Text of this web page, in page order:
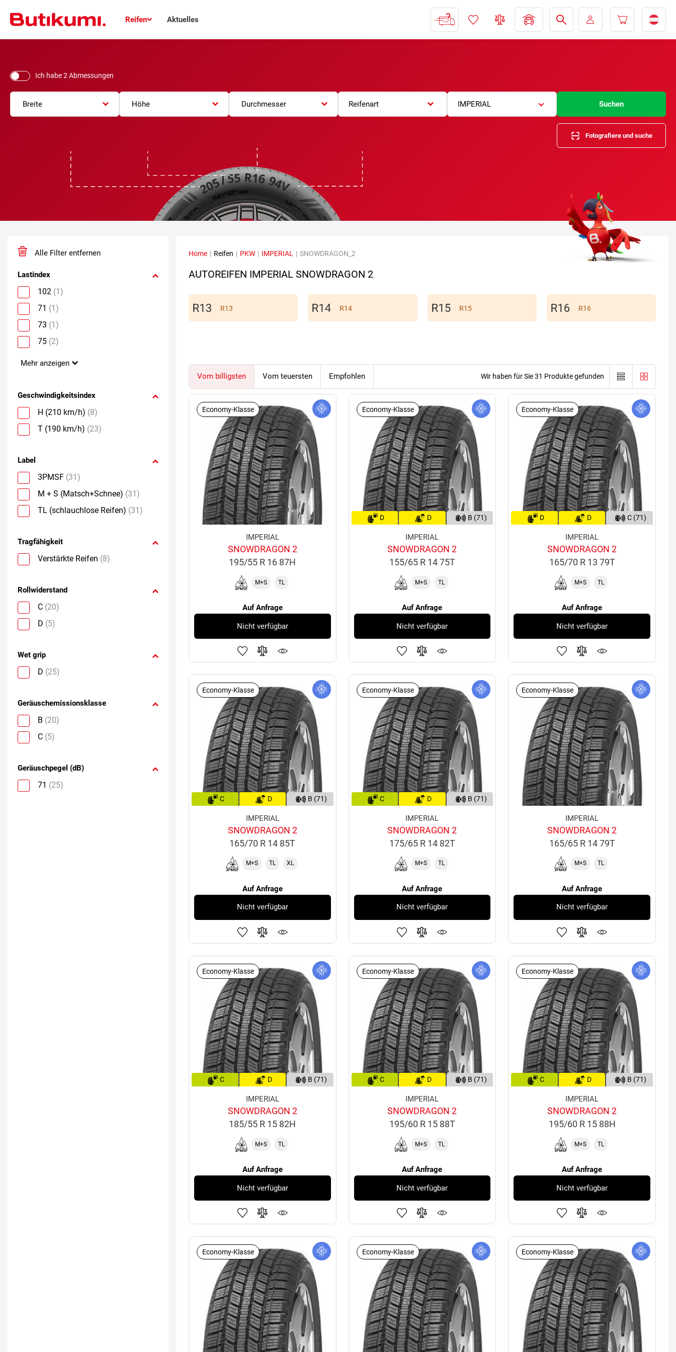
Reifen Aktuelles
Ich habe 2 Abmessungen
Breite Höhe Durchmesser Reifenart IMPERIAL Suchen
Fotografiere und suche
Alle Filter entfernen
Lastindex
102 (1)
71 (1)
73 (1)
75 (2)
Mehr anzeigen
Geschwindigkeitsindex
H (210 km/h) (8)
T (190 km/h) (23)
Label
3PMSF (31)
M + S (Matsch+Schnee) (31)
TL (schlauchlose Reifen) (31)
Tragfähigkeit
Verstärkte Reifen (8)
Rollwiderstand
C (20)
D (5)
Wet grip
D (25)
Geräuschemissionsklasse
B (20)
C (5)
Geräuschpegel (dB)
71 (25)
Home | Reifen | PKW | IMPERIAL | SNOWDRAGON_2
AUTOREIFEN IMPERIAL SNOWDRAGON 2
R13 R14 R15 R16
Vom billigsten Vom teuersten Empfohlen Wir haben für Sie 31 Produkte gefunden
Economy-Klasse
IMPERIAL
SNOWDRAGON 2
195/55 R 16 87H
M+S TL
Auf Anfrage
Nicht verfügbar
Economy-Klasse
D D B (71)
IMPERIAL
SNOWDRAGON 2
155/65 R 14 75T
M+S TL
Auf Anfrage
Nicht verfügbar
Economy-Klasse
D D C (71)
IMPERIAL
SNOWDRAGON 2
165/70 R 13 79T
M+S TL
Auf Anfrage
Nicht verfügbar
Economy-Klasse
C D B (71)
IMPERIAL
SNOWDRAGON 2
165/70 R 14 85T
M+S TL XL
Auf Anfrage
Nicht verfügbar
Economy-Klasse
C D B (71)
IMPERIAL
SNOWDRAGON 2
175/65 R 14 82T
M+S TL
Auf Anfrage
Nicht verfügbar
Economy-Klasse
IMPERIAL
SNOWDRAGON 2
165/65 R 14 79T
M+S TL
Auf Anfrage
Nicht verfügbar
Economy-Klasse
C D B (71)
IMPERIAL
SNOWDRAGON 2
185/55 R 15 82H
M+S TL
Auf Anfrage
Nicht verfügbar
Economy-Klasse
C D B (71)
IMPERIAL
SNOWDRAGON 2
195/60 R 15 88T
M+S TL
Auf Anfrage
Nicht verfügbar
Economy-Klasse
C D B (71)
IMPERIAL
SNOWDRAGON 2
195/60 R 15 88H
M+S TL
Auf Anfrage
Nicht verfügbar
Economy-Klasse Economy-Klasse Economy-Klasse